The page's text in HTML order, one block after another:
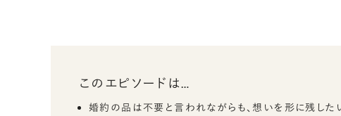
このエピソードは…
婚約の品は不要と言われながらも、想いを形に残した